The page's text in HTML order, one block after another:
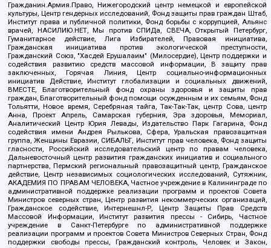
Гражданин.Армия.Право, Нижегородский центр немецкой и европейской
культуры, Центр гендерных исследований, Фонд защиты прав граждан Штаб,
Институт права и публичной политики, Фонд борьбы с коррупцией, Альянс
врачей, НАСИЛИЮ.НЕТ, Мы против СПИДа, СВЕЧА, Открытый Петербург,
Гуманитарное действие, Лига Избирателей, Правовая инициатива,
Гражданская инициатива против экологической преступности,
Гражданский Союз, "Хасдей Ерушалаим" (Милосердие), Центр поддержки и
содействия развитию средств массовой информации, В защиту прав
заключенных, Горячая Линия, Центр социально-информационных
инициатив Действие, Институт глобализации и социальных движений,
ВМЕСТЕ, Благотворительный фонд охраны здоровья и защиты прав
граждан, Благотворительный фонд помощи осужденным и их семьям, Фонд
Тольятти, Новое время, Серебряная тайга, Так-Так-Так, центр Сова, центр
Анна, Проект Апрель, Самарская губерния, Эра здоровья, Мемориал,
Аналитический Центр Юрия Левады, Издательство Парк Гагарина, Фонд
содействия имени Андрея Рылькова, Сфера, Уральская правозащитная
группа, Женщины Евразии, СИБАЛЬТ, Институт прав человека, Фонд защиты
гласности, Российский исследовательский центр по правам человека,
Дальневосточный центр развития гражданских инициатив и социального
партнерства, Пермский региональный правозащитный центр, Гражданское
действие, Центр независимых социологических исследований, Сутяжник,
АКАДЕМИЯ ПО ПРАВАМ ЧЕЛОВЕКА, Частное учреждение в Калининграде по
административной поддержке реализации программ и проектов Совета
Министров северных стран, Центр развития некоммерческих организаций,
Гражданское содействие, Интернешнл-Р, Центр Защиты Прав Средств
Массовой Информации, Институт развития прессы - Сибирь, Частное
учреждение в Санкт-Петербурге по административной поддержке
реализации программ и проектов Совета Министров Северных Стран, Фонд
поддержки свободы прессы, Гражданский контроль, Человек и Закон,